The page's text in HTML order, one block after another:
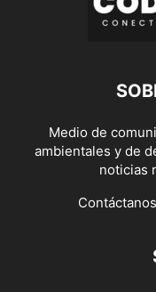
Medio de
ambientales y de
noticias